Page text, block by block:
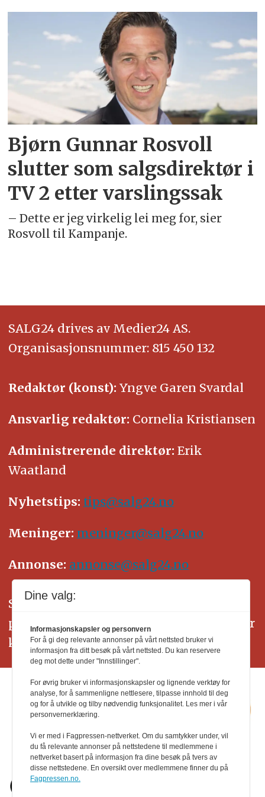
Emne:
bjørn
gunnar
rosvoll
Bjørn Gunnar Rosvoll
slutter som salgsdirektør i
TV 2 etter varslingssak
– Dette er jeg virkelig lei meg for, sier
Rosvoll til Kampanje.
SALG24 drives av Medier24 AS.
Organisasjonsnummer: 815 450 132
Redaktør (konst): Yngve Garen Svardal
Ansvarlig redaktør: Cornelia Kristiansen
Administrerende direktør: Erik
Waatland
Nyhetstips: tips@salg24.no
Meninger: meninger@salg24.no
Annonse: annonse@salg24.no
SALG24 arbeider etter Vær Varsom-
plakatens regler for god presseskikk. Her
kan du lese mer omPFUsarbeid.
Dine valg:
Informasjonskapsler og personvern
For å gi deg relevante annonser på vårt nettsted bruker vi
informasjon fra ditt besøk på vårt nettsted. Du kan reservere
deg mot dette under "Innstillinger".
For øvrig bruker vi informasjonskapsler og lignende verktøy for
analyse, for å sammenligne nettlesere, tilpasse innhold til deg
og for å utvikle og tilby nødvendig funksjonalitet. Les mer i vår
personvernerklæring.
Vi er med i Fagpressen-nettverket. Om du samtykker under, vil
du få relevante annonser på nettstedene til medlemmene i
nettverket basert på informasjon fra dine besøk på tvers av
disse nettstedene. En oversikt over medlemmene finner du på
Fagpressen.no.